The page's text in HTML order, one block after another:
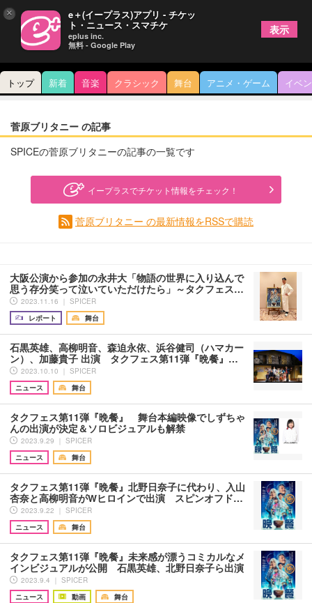
トップ 新着 音楽 クラシック 舞台 アニメ・ゲーム イベ
菅原ブリタニー の記事
SPICEの菅原ブリタニーの記事の一覧です
イープラスでチケット情報をチェック！
菅原ブリタニー の最新情報をRSSで購読
大阪公演から参加の永井大「物語の世界に入り込んで
思う存分笑って泣いていただけたら」～タクフェス…
2023.11.16 ｜ SPICER
レポート
舞台
石黒英雄、高柳明音、森迫永依、浜谷健司（ハマカー
ン）、加藤貴子 出演 タクフェス第11弾『晩餐』…
2023.10.10 ｜ SPICER
ニュース
舞台
タクフェス第11弾『晩餐』 舞台本編映像でしずちゃ
んの出演が決定＆ソロビジュアルも解禁
2023.9.29 ｜ SPICER
ニュース
舞台
タクフェス第11弾『晩餐』北野日奈子に代わり、入山
杏奈と高柳明音がWヒロインで出演 スピンオフド…
2023.9.22 ｜ SPICER
ニュース
舞台
タクフェス第11弾『晩餐』未来感が漂うコミカルなメ
インビジュアルが公開 石黒英雄、北野日奈子ら出演
2023.9.4 ｜ SPICER
ニュース
動画 舞台
× e＋(イープラス)アプリ - チケッ
ト・ニュース・スマチケ
eplus inc.
無料 - Google Play
表示